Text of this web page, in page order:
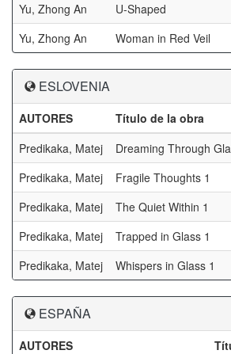
Yu, Zhong An
U-Shaped
Yu, Zhong An
Woman in Red Veil
ESLOVENIA
AUTORES Título de la obra
Predikaka, Matej
Dreaming Through
Predikaka, Matej
Fragile Thoughts 1
Predikaka, Matej
The Quiet Within 1
Predikaka, Matej
Trapped in Glass 1
Predikaka, Matej
Whispers in Glass 1
ESPAÑA
AUTORES